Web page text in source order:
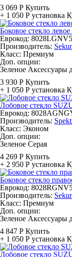
3 069 Р Купить
+ 1 050 Р установка
Боковое стекло
Еврокод:
Производитель:
Класс: Премиум
Доп. опции:
Зеленое Аксессуары
3 930 Р Купить
+ 1 050 Р установка
Лобовое стекло
Еврокод:
Производитель:
Класс: Эконом
Доп. опции:
Зеленое Серая
4 269 Р Купить
+ 2 950 Р установка
Боковое стекло
Еврокод:
Производитель:
Класс: Премиум
Доп. опции:
Зеленое Аксессуары
4 847 Р Купить
+ 1 050 Р установка
Лобовое стекло